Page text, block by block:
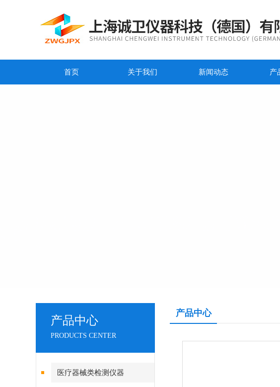
首页 关于我们 新闻动态 产
产品中心
PRODUCTS CENTER
医疗器械类检测仪器
产品中心